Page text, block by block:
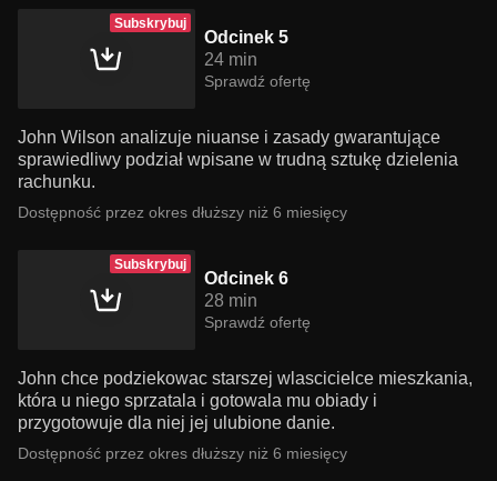
Subskrybuj
Odcinek 5
24 min
Sprawdź ofertę
John Wilson analizuje niuanse i zasady gwarantujące
sprawiedliwy podział wpisane w trudną sztukę dzielenia
rachunku.
Dostępność przez okres dłuższy niż 6 miesięcy
Subskrybuj
Odcinek 6
28 min
Sprawdź ofertę
John chce podziekowac starszej wlascicielce mieszkania,
która u niego sprzatala i gotowala mu obiady i
przygotowuje dla niej jej ulubione danie.
Dostępność przez okres dłuższy niż 6 miesięcy